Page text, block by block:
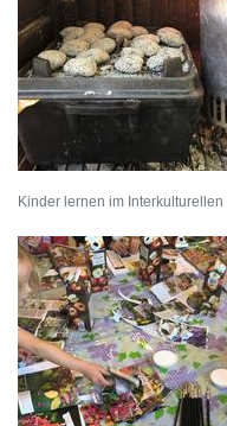
Kinder lernen im